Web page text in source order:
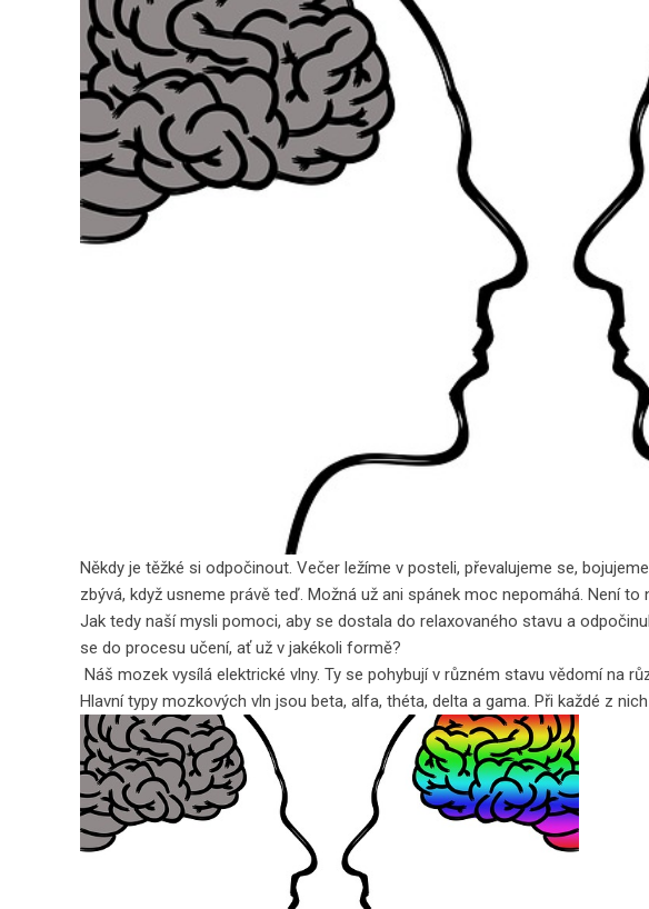
ALFA
–
JAK
DÁT
ODPOČINOUT
MYSLI
ZLEPŠIT
SCHOPNOST
SOUSTŘEDĚNÍ
Někdy je těžké si odpočinout. Večer ležíme v posteli, převalujeme se,
zbývá, když usneme právě teď. Možná už ani spánek moc nepomáhá. Není to
Jak tedy naší mysli pomoci, aby se dostala do relaxovaného stavu a
se do procesu učení, ať už v jakékoli formě?
Náš mozek vysílá elektrické vlny. Ty se pohybují v různém stavu vědomí na
Hlavní typy mozkových vln jsou beta, alfa, théta, delta a gama. Při každé z